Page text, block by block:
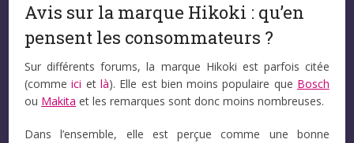
Avis sur la marque Hikoki : qu’en
pensent les consommateurs ?
Sur différents forums, la marque Hikoki est parfois citée
(commeici et là). Elle est bien moins populaire que Bosch
ou Makita et les remarques sont donc moins nombreuses.
Dans l’ensemble, elle est perçue comme une bonne